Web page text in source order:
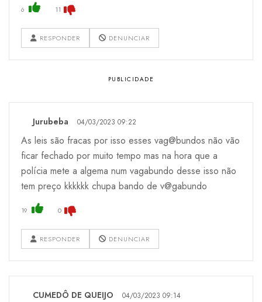
6 11
RESPONDER DENUNCIAR
Jurubeba 04/03/2023 09:22
As leis são fracas por isso esses vag@bundos não vão
ficar fechado por muito tempo mas na hora que a
polícia mete a algema num vagabundo desse isso não
tem preço kkkkkk chupa bando de v@gabundo
19 0
RESPONDER DENUNCIAR
CUMEDÔ DE QUEIJO 04/03/2023 09:14